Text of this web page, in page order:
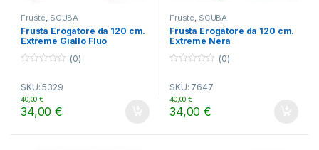
Fruste, SCUBA
Frusta Erogatore da 120 cm.
Extreme Giallo Fluo
u
t
o
f
(0)
SKU: 5329
34,00€
40,00€
Fruste, SCUBA
Frusta Erogatore da 120 cm.
Extreme Nera
u
t
o
f
(0)
SKU: 7647
34,00€
40,00€